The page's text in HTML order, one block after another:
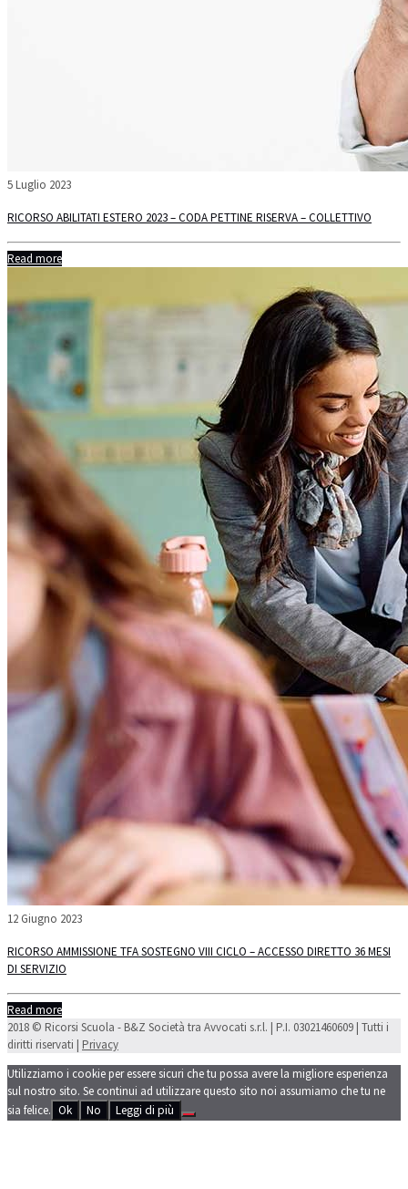
5 Luglio 2023
RICORSO ABILITATI ESTERO 2023 – CODA PETTINE RISERVA – COLLETTIVO
Read more
12 Giugno 2023
RICORSO AMMISSIONE TFA SOSTEGNO VIII CICLO – ACCESSO DIRETTO 36 MESI
DI SERVIZIO
Read more
2018 © Ricorsi Scuola - B&Z Società tra Avvocati s.r.l. | P.I. 03021460609 | Tutti i
diritti riservati | Privacy
Utilizziamo i cookie per essere sicuri che tu possa avere la migliore esperienza
sul nostro sito. Se continui ad utilizzare questo sito noi assumiamo che tu ne
sia felice. Ok No Leggi di più